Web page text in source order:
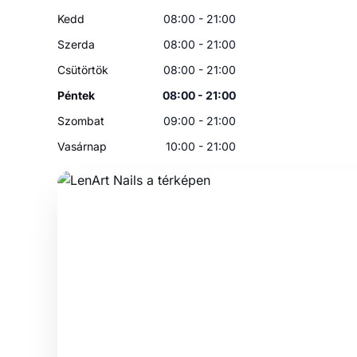
Kedd
08:00 - 21:00
Szerda
08:00 - 21:00
Csütörtök
08:00 - 21:00
Péntek
08:00 - 21:00
Szombat
09:00 - 21:00
Vasárnap
10:00 - 21:00